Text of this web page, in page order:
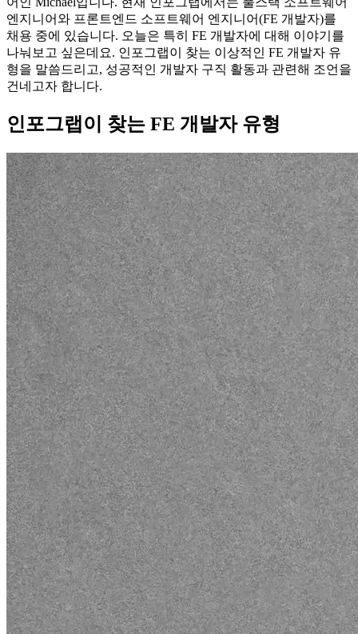
엔지니어와 프론트엔드 소프트웨어 엔지니어(FE 개발자)를
채용 중에 있습니다. 오늘은 특히 FE 개발자에 대해 이야기를
나눠보고 싶은데요. 인포그랩이 찾는 이상적인 FE 개발자 유
형을 말씀드리고, 성공적인 개발자 구직 활동과 관련해 조언을
건네고자 합니다.
인포그랩이 찾는 FE 개발자 유형